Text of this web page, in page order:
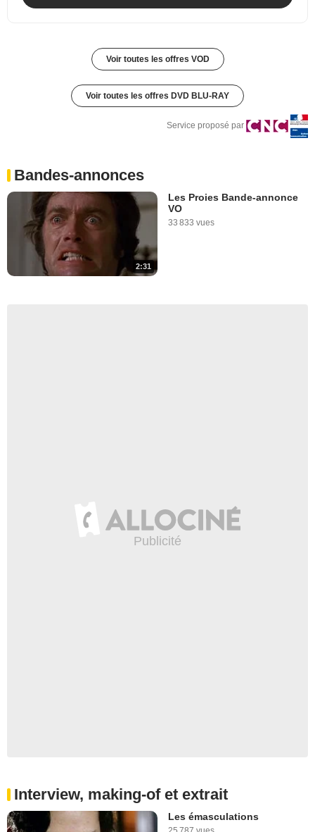
Voir toutes les offres VOD
Voir toutes les offres DVD BLU-RAY
Service proposé par
Bandes-annonces
2:31
Les Proies Bande-annonce
VO
33 833 vues
Interview, making-of et extrait
Les émasculations